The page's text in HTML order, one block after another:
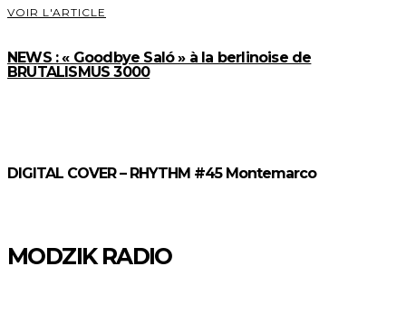
VOIR L'ARTICLE
NEWS : « Goodbye Saló » à la berlinoise de
BRUTALISMUS 3000
DIGITAL COVER – RHYTHM #45 Montemarco
MODZIK RADIO